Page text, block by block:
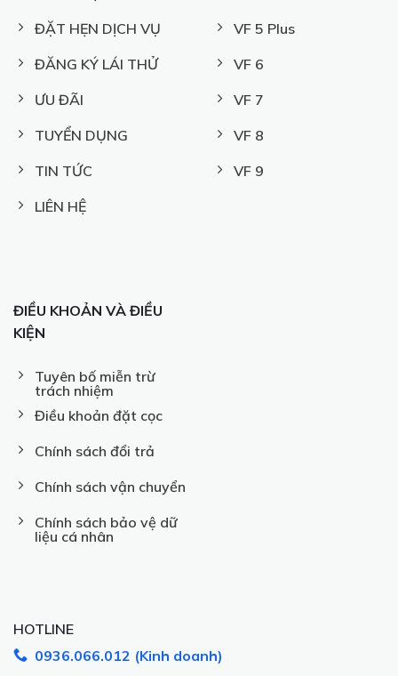
ĐẶT HẸN DỊCH VỤ
ĐĂNG KÝ LÁI THỬ
ƯU ĐÃI
TUYỂN DỤNG
TIN TỨC
LIÊN HỆ
VF 5 Plus
VF 6
VF 7
VF 8
VF 9
ĐIỀU KHOẢN VÀ ĐIỀU
KIỆN
Tuyên bố miễn trừ
trách nhiệm
Điều khoản đặt cọc
Chính sách đổi trả
Chính sách vận chuyển
Chính sách bảo vệ dữ
liệu cá nhân
HOTLINE
0936.066.012 (Kinh doanh)